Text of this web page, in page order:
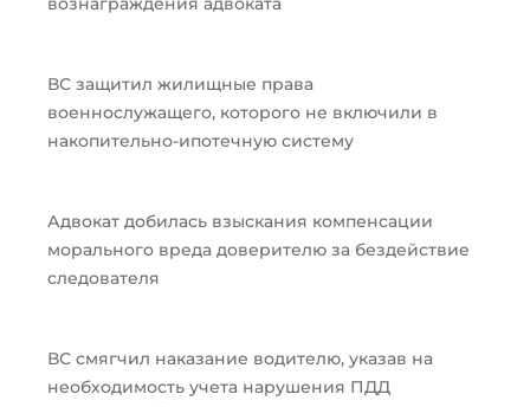
ВС защитил жилищные права
военнослужащего, которого не включили в
накопительно-ипотечную систему
Адвокат добилась взыскания компенсации
морального вреда доверителю за бездействие
следователя
ВС смягчил наказание водителю, указав на
необходимость учета нарушения ПДД